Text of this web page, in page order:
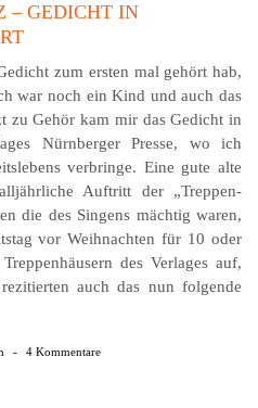
– GEDICHT IN
zum ersten mal gehört hab,
war noch ein Kind und auch das
zu Gehör kam mir das Gedicht in
Nürnberger Presse, wo ich
verbringe. Eine gute alte
Auftritt der „Treppen­
die des Singens mächtig waren,
vor Weih­nachten für 10 oder
des Verlages auf,
auch das nun folgende
- 4 Kommentare